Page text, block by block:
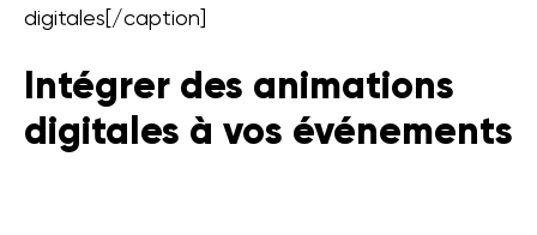
digitales[/caption]
Intégrer des animations
digitales à vos événements